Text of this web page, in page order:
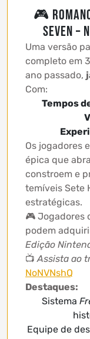
🎮
SEVEN
Uma versão
completo em
ano passado,
Com:
Tempos
Os jogadores
épica que
constroem e
temíveis Sete
estratégicas.
🎮 Jogadores
podem
Edição
📺Assista ao
NoNVNshQ
Destaques:
Sistema
Equipe de